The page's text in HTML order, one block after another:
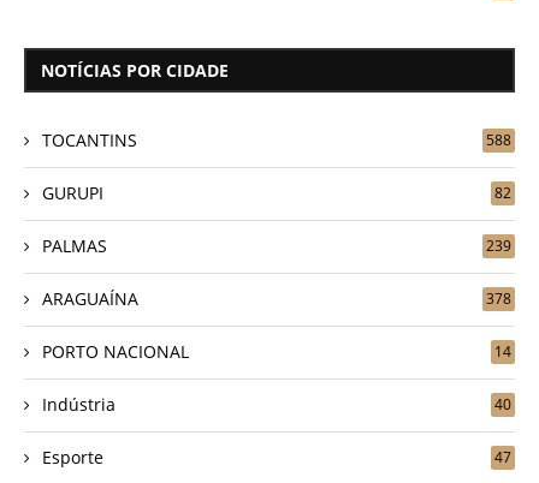
NOTÍCIAS POR CIDADE
TOCANTINS 588
GURUPI 82
PALMAS 239
ARAGUAÍNA 378
PORTO NACIONAL 14
Indústria 40
Esporte 47